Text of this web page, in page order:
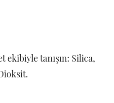
ekibiyle tanışın: Silica,